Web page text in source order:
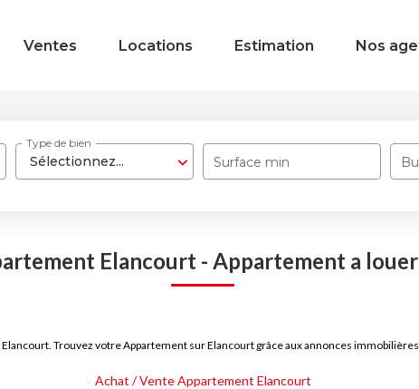
Ventes Locations Estimation Nos
Sélectionnez...
Type de bien
Surface min
Elancourt - Appartement a
Trouvez votre Appartement sur Elancourt grâce aux annonces
Achat / Vente Appartement Elancourt